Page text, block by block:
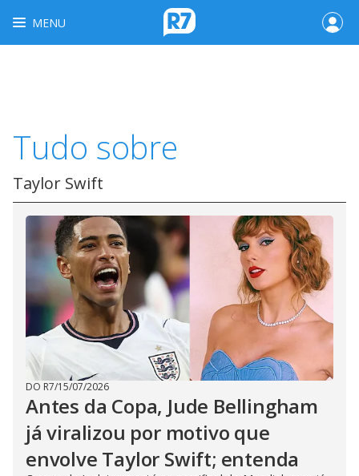
MENU
Tudo sobre
Taylor Swift
DO R7/15/07/2026
Antes da Copa, Jude Bellingham
já viralizou por motivo que
envolve Taylor Swift; entenda